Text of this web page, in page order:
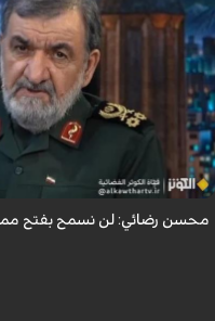
أكد اللواء محسن رضائي أن إيران
محسن رضائي: لن نسمح بفتح